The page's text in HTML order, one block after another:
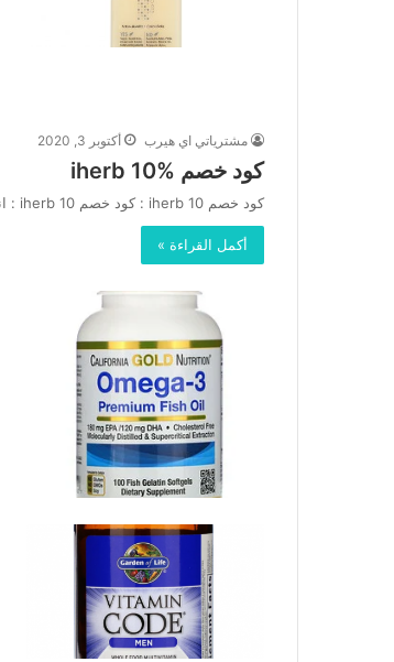
مشترياتي اي هيرب أكتوبر 3, 2020
كود خصم iherb 10%
كود خصم iherb 10 : كود خصم iherb 10 : انسخ الكود ( CGV594 ) كود خصم اي هيرب كود…
أكمل القراءة »